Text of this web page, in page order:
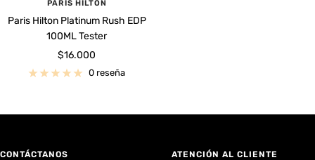
PARIS HILTON
Paris Hilton Platinum Rush EDP
100ML Tester
Precio
de
$16.000
0 reseña
CONTÁCTANOS ATENCIÓN AL CLIENTE